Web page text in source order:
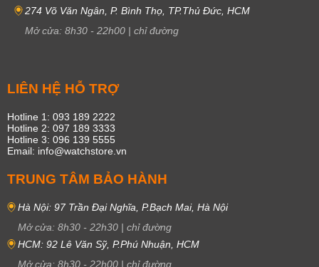
274 Võ Văn Ngân, P. Bình Thọ, TP.Thủ Đức, HCM
Mở cửa: 8h30 - 22h00 | chỉ đường
LIÊN HỆ HỖ TRỢ
Hotline 1: 093 189 2222
Hotline 2: 097 189 3333
Hotline 3: 096 139 5555
Email: info@watchstore.vn
TRUNG TÂM BẢO HÀNH
Hà Nội: 97 Trần Đại Nghĩa, P.Bạch Mai, Hà Nội
Mở cửa: 8h30 - 22h30 | chỉ đường
HCM: 92 Lê Văn Sỹ, P.Phú Nhuận, HCM
Mở cửa: 8h30 - 22h00 | chỉ đường